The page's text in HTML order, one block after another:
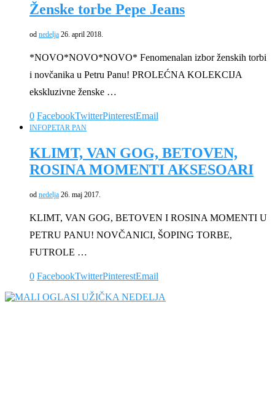
Ženske torbe Pepe Jeans
od nedelja 26. april 2018.
*NOVO*NOVO*NOVO* Fenomenalan izbor ženskih torbi
i novčanika u Petru Panu! PROLEĆNA KOLEKCIJA
ekskluzivne ženske …
0 FacebookTwitterPinterestEmail
INFOPETAR PAN
KLIMT, VAN GOG, BETOVEN,
ROSINA MOMENTI AKSESOARI
od nedelja 26. maj 2017.
KLIMT, VAN GOG, BETOVEN I ROSINA MOMENTI U
PETRU PANU! NOVČANICI, ŠOPING TORBE,
FUTROLE …
0 FacebookTwitterPinterestEmail